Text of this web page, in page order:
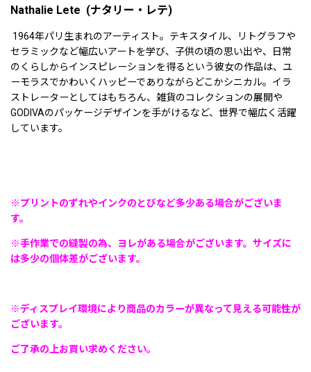
Nathalie Lete (ナタリー・レテ)
1964年パリ生まれのアーティスト。テキスタイル、リトグラフや
セラミックなど幅広いアートを学び、子供の頃の思い出や、日常
のくらしからインスピレーションを得るという彼女の作品は、ユ
ーモラスでかわいくハッピーでありながらどこかシニカル。イラ
ストレーターとしてはもちろん、雑貨のコレクションの展開や
GODIVAのパッケージデザインを手がけるなど、世界で幅広く活躍
しています。
※プリントのずれやインクのとびなど多少ある場合がございま
す。
※手作業での縫製の為、ヨレがある場合がございます。サイズに
は多少の個体差がございます。
※ディスプレイ環境により商品のカラーが異なって見える可能性が
ございます。
ご了承の上お買い求めください。